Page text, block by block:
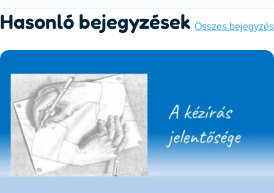
Hasonló bejegyzések Összes bejegyzés